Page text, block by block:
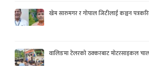
खेम सारुमगर र गोपाल जिटीलाई कञ्चन
वालिङमा टेलरको ठक्करबाट मोटरसाइकल